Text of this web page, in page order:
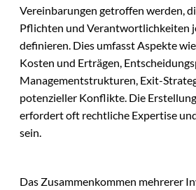
Vereinbarungen getroffen werden,
Pflichten und Verantwortlichkeiten
definieren. Dies umfasst Aspekte
Kosten und Erträgen,
Managementstrukturen, Exit-
potenzieller Konflikte. Die
erfordert oft rechtliche Expertise
sein.
Das Zusammenkommen mehrerer